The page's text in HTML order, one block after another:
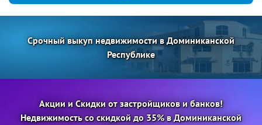
Срочный выкуп недвижимости в Доминиканской
Республике
Акции и Скидки от застройщиков и банков!
Недвижимость со скидкой до 35% в Доминиканской